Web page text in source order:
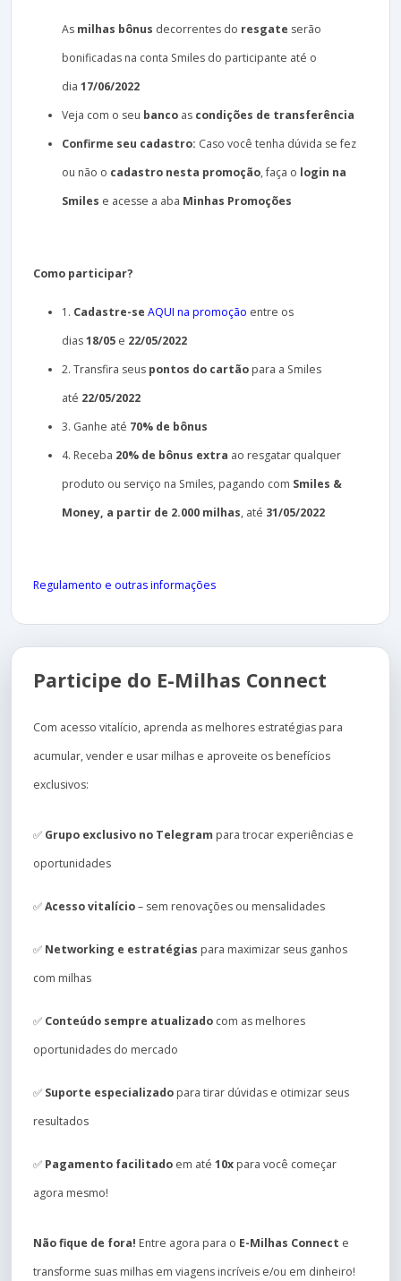
As milhas bônus decorrentes do resgate serão
bonificadas na conta Smiles do participante até o
dia 17/06/2022
Veja com o seu banco as condições de transferência
Confirme seu cadastro: Caso você tenha dúvida se fez
ou não o cadastro nesta promoção, faça o login na
Smiles e acesse a aba Minhas Promoções
Como participar?
1. Cadastre-se AQUI na promoção entre os
dias18/05 e 22/05/2022
2. Transfira seus pontos do cartão para a Smiles
até 22/05/2022
3. Ganhe até 70% de bônus
4. Receba 20% de bônus extra ao resgatar qualquer
produto ou serviço na Smiles, pagando com Smiles &
Money, a partir de 2.000 milhas, até 31/05/2022
Regulamento e outras informações
Participe do E-Milhas Connect
Com acesso vitalício, aprenda as melhores estratégias para
acumular, vender e usar milhas e aproveite os benefícios
exclusivos:
✅ Grupo exclusivo no Telegram para trocar experiências e
oportunidades
✅Acesso vitalício– sem renovações ou mensalidades
✅ Networking e estratégias para maximizar seus ganhos
com milhas
✅ Conteúdo sempre atualizado com as melhores
oportunidades do mercado
✅ Suporte especializado para tirar dúvidas e otimizar seus
resultados
✅ Pagamento facilitado em até 10x para você começar
agora mesmo!
Não fique de fora! Entre agora para o E-Milhas Connect e
transforme suas milhas em viagens incríveis e/ou em dinheiro!